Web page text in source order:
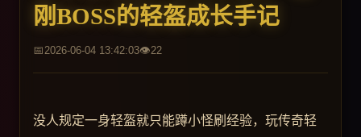
刚BOSS的轻盔成长手记
2026-06-04 13:42:03 22
没人规定一身轻盔就只能蹲小怪刷经验，玩传奇轻